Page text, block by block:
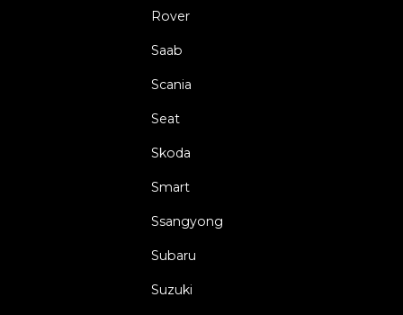
Rover
Saab
Scania
Seat
Skoda
Smart
Ssangyong
Subaru
Suzuki